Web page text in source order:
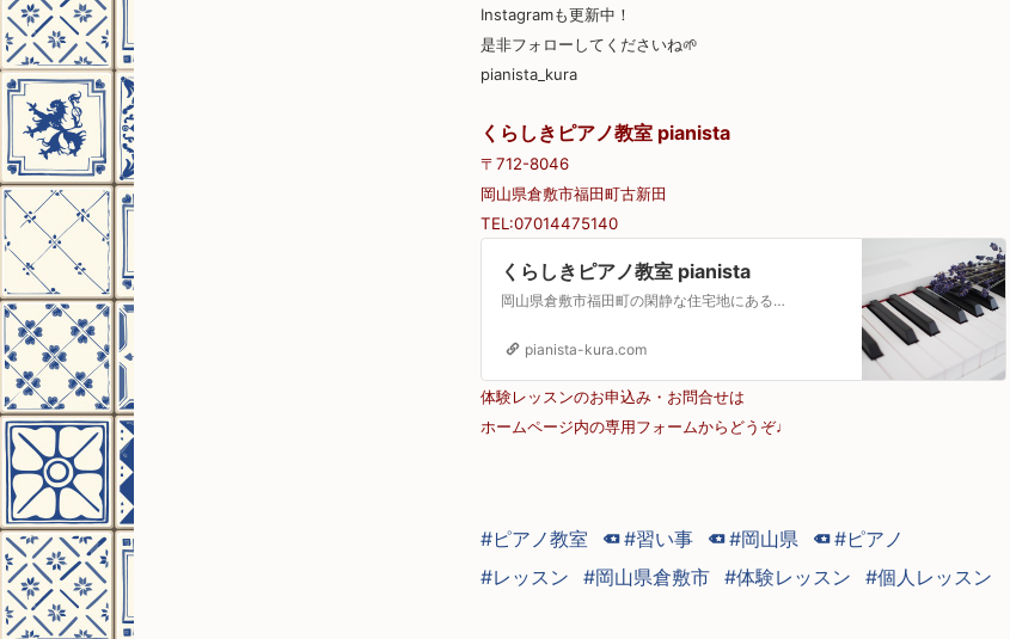
Instagramも更新中！
是非フォローしてくださいね🌱
pianista_kura
くらしきピアノ教室 pianista
〒712-8046
岡山県倉敷市福田町古新田
TEL:07014475140
くらしきピアノ教室 pianista
岡山県倉敷市福田町の閑静な住宅地にある全コース個人レッスンのピアノ教室です♩体験レッスンも実施していますのでお気軽にお問合せください！
pianista-kura.com
体験レッスンのお申込み・お問合せは
ホームページ内の専用フォームからどうぞ♩
#ピアノ教室 #習い事 #岡山県
#ピアノ
#レッスン
#岡山県倉敷市 #体験レッスン #個人レッスン